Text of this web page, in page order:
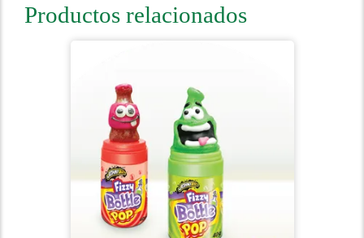
Productos relacionados